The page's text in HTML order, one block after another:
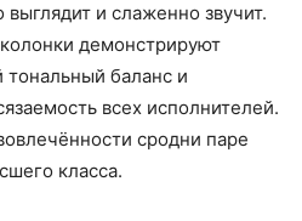
и слаженно звучит.
демонстрируют
тональный баланс и
всех исполнителей.
сродни паре
класса.